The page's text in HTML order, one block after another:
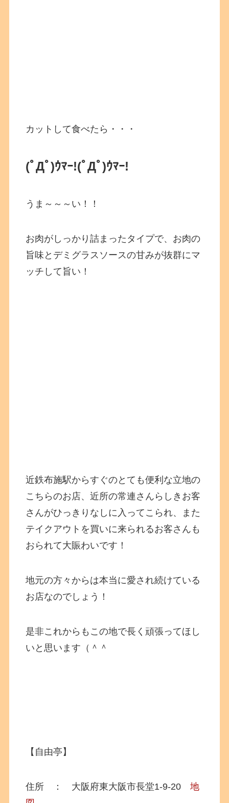
カットして食べたら・・・
(ﾟДﾟ)ｳﾏｰ!(ﾟДﾟ)ｳﾏｰ!
うま～～～い！！
お肉がしっかり詰まったタイプで、お肉の
旨味とデミグラスソースの甘みが抜群にマ
ッチして旨い！
近鉄布施駅からすぐのとても便利な立地の
こちらのお店、近所の常連さんらしきお客
さんがひっきりなしに入ってこられ、また
テイクアウトを買いに来られるお客さんも
おられて大賑わいです！
地元の方々からは本当に愛され続けている
お店なのでしょう！
是非これからもこの地で長く頑張ってほし
いと思います（＾＾
【自由亭】
住所 ： 大阪府東大阪市長堂1-9-20地